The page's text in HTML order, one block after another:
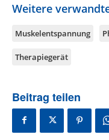
Weitere
Muskelentspannung
Therapiegerät
Beitrag teilen